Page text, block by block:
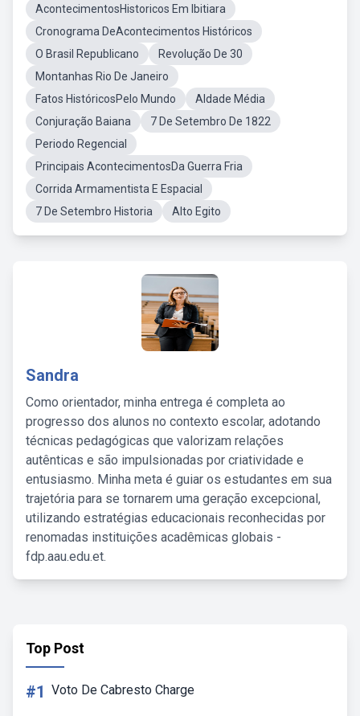
AcontecimentosHistoricos Em Ibitiara
Cronograma DeAcontecimentos Históricos
O Brasil Republicano
Revolução De 30
Montanhas Rio De Janeiro
Fatos HistóricosPelo Mundo
AIdade Média
Conjuração Baiana
7 De Setembro De 1822
Periodo Regencial
Principais AcontecimentosDa Guerra Fria
Corrida Armamentista E Espacial
7 De Setembro Historia
Alto Egito
Sandra
Como orientador, minha entrega é completa ao
progresso dos alunos no contexto escolar, adotando
técnicas pedagógicas que valorizam relações
autênticas e são impulsionadas por criatividade e
entusiasmo. Minha meta é guiar os estudantes em sua
trajetória para se tornarem uma geração excepcional,
utilizando estratégias educacionais reconhecidas por
renomadas instituições acadêmicas globais -
fdp.aau.edu.et.
Top Post
#1 Voto De Cabresto Charge